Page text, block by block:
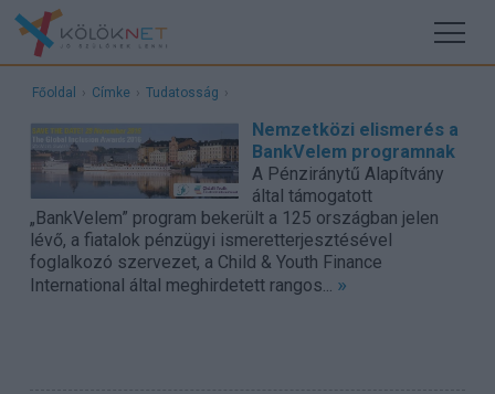
Főoldal › Címke › Tudatosság ›
Nemzetközi elismerés a
BankVelem programnak
A Pénziránytű Alapítvány
által támogatott
„BankVelem” program bekerült a 125 országban jelen
lévő, a fiatalok pénzügyi ismeretterjesztésével
foglalkozó szervezet, a Child & Youth Finance
International által meghirdetett rangos... »